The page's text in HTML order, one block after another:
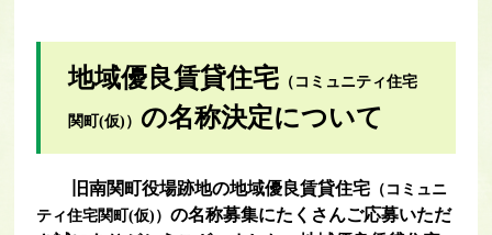
地域優良賃貸住宅 （コミュニティ住宅
関町(仮)） の名称決定について
旧南関町役場跡地の地域優良賃貸住宅 （コミュニ
ティ住宅関町(仮)）の名称募集にたくさんご応募いただ